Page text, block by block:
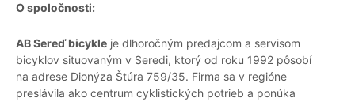
O spoločnosti:
AB Sereď bicykle je dlhoročným predajcom a servisom
bicyklov situovaným v Seredi, ktorý od roku 1992 pôsobí
na adrese Dionýza Štúra 759/35. Firma sa v regióne
preslávila ako centrum cyklistických potrieb a ponúka